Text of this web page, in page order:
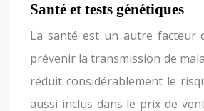
Santé et tests génétiques
La santé est un autre facteur
prévenir la transmission de
réduit considérablement le
aussi inclus dans le prix de